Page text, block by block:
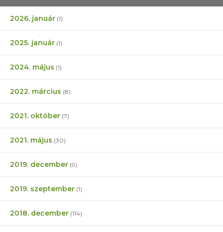
2026. január (1)
2025. január (1)
2024. május (1)
2022. március (8)
2021. október (7)
2021. május (30)
2019. december (9)
2019. szeptember (1)
2018. december (114)